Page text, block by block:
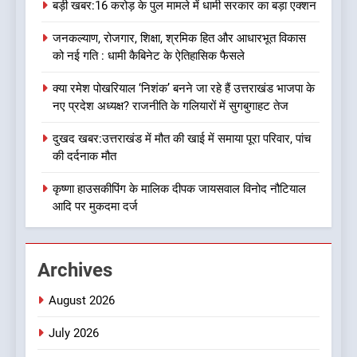
8
देखें वीडियो:कांग्रेस का 2027 के
चुनाव जीतने पर फोकस पूरा, लेकिन
संगठन अभी भी अधूरा, कार्यकारिणी
उत्तराखण्ड
1
धामी सरकार का बड़ा एक्शन
बड़ी खबर:16 करोड़ के पुल मामले में धामी सरकार का बड़ा एक्शन
जनकल्याण, रोजगार, शिक्षा, श्रमिक हित और आधारभूत विकास
को नई गति : धामी कैबिनेट के ऐतिहासिक फैसले
क्या रमेश पोखरियाल ‘निशंक’ बनने जा रहे हैं उत्तराखंड भाजपा के
नए प्रदेश अध्यक्ष? राजनीति के गलियारों में सुगबुगाहट तेज
दुखद खबर:उत्तराखंड में मौत की खाई में समाया पूरा परिवार, पांच
की दर्दनाक मौत
कृष्णा हाउसकीपिंग के मालिक दीपक जायसवाल विनोद नौटियाल
आदि पर मुकदमा दर्ज
Archives
August 2026
July 2026